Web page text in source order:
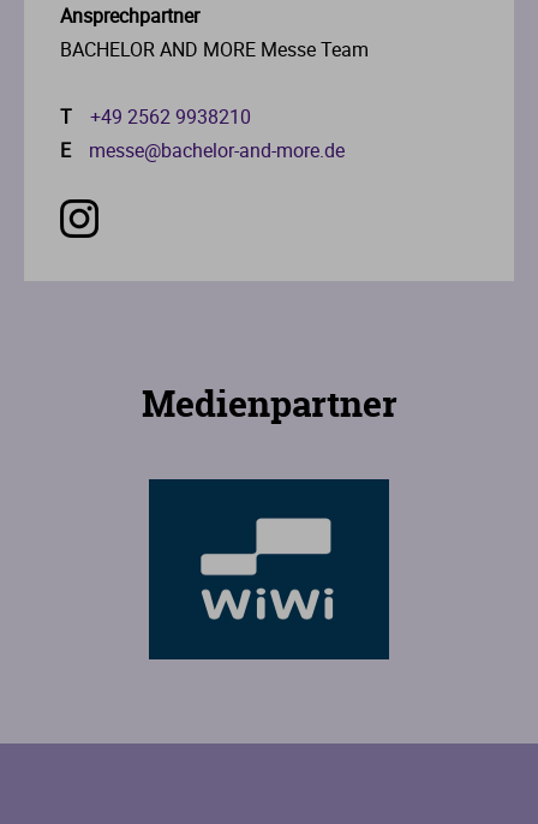
Ansprechpartner
BACHELOR AND MORE Messe Team
T
+49 2562 9938210
E
messe@bachelor-and-more.de
Medienpartner